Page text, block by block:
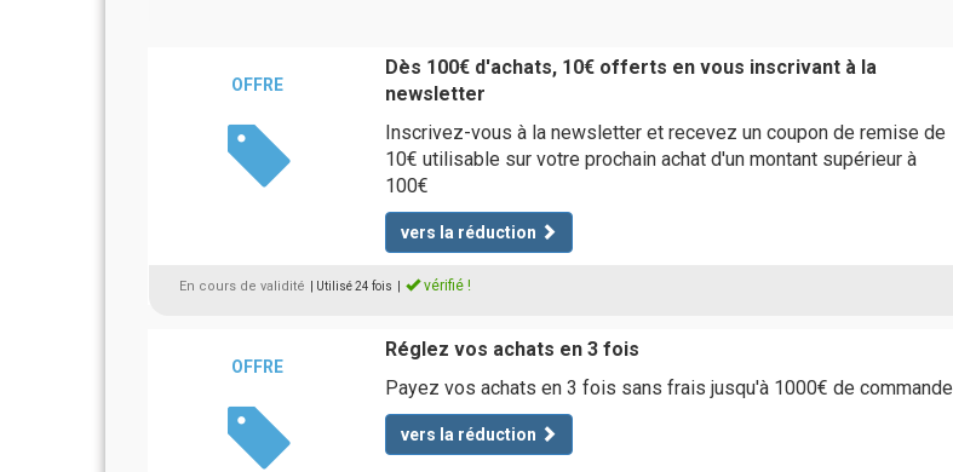
OFFRE
Dès 100€ d'achats, 10€ offerts en vous inscrivant à la
newsletter
Inscrivez-vous à la newsletter et recevez un coupon de remise de
10€ utilisable sur votre prochain achat d'un montant supérieur à
100€
vers la réduction
En cours de validité | Utilisé 24 fois vérifié !
OFFRE
Réglez vos achats en 3 fois
Payez vos achats en 3 fois sans frais jusqu'à 1000€ de commande
vers la réduction